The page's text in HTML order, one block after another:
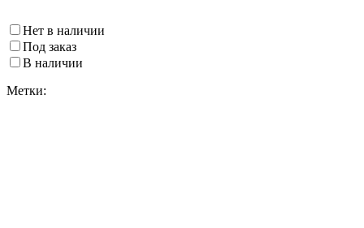
Нет в наличии
Под заказ
В наличии
Метки: